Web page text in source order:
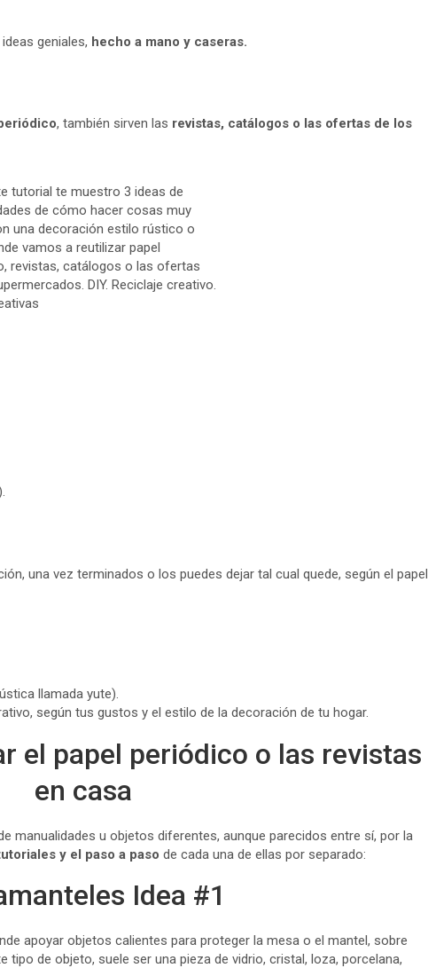
geniales, hecho a mano y caseras.
, también sirven las revistas, catálogos o las ofertas de los
una vez terminados o los puedes dejar tal cual quede, según el papel
llamada yute).
según tus gustos y el estilo de la decoración de tu hogar.
el papel periódico o las revistas
en casa
manualidades u objetos diferentes, aunque parecidos entre sí, por la
y el paso a paso de cada una de ellas por separado:
Idea #1
apoyar objetos calientes para proteger la mesa o el mantel, sobre
de objeto, suele ser una pieza de vidrio, cristal, loza, porcelana,